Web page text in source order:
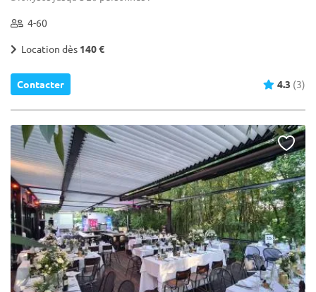
4-60
Location dès 140 €
Contacter 4.3 (3)